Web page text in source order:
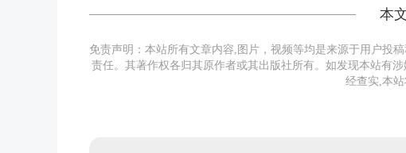
本
免责声明：本站所有文章内容,图片，视频等均是来源于用户投
责任。其著作权各归其原作者或其出版社所有。如发现本站有
经查实,本站